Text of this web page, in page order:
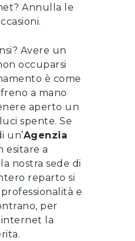
Annulla le
Avere un
occuparsi
è come
a mano
aperto un
spente. Se
un’Agenzia
esitare a
nostra sede di
reparto si
professionalità e
per
la